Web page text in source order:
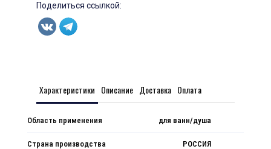
Поделиться ссылкой:
Характеристики Описание Доставка Оплата
Область применения для ванн/душа
Страна производства РОССИЯ